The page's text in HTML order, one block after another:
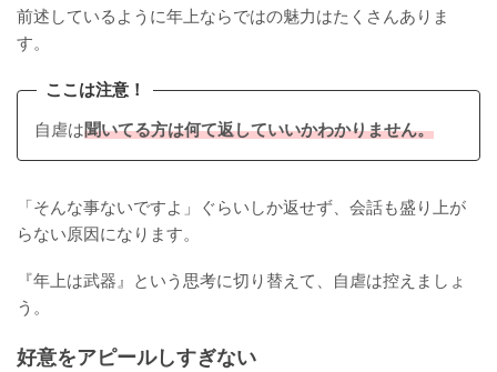
前述しているように年上ならではの魅力はたくさんありま
す。
ここは注意！
自虐は聞いてる方は何て返していいかわかりません。
「そんな事ないですよ」ぐらいしか返せず、会話も盛り上が
らない原因になります。
『年上は武器』という思考に切り替えて、自虐は控えましょ
う。
好意をアピールしすぎない